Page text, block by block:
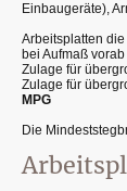
Einbaugeräte),
Arbeitsplatten
bei Aufmaß
Zulage für
Zulage für
MPG
Die